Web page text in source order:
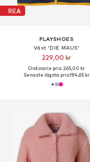
REA
PLAYSHOES
Väst 'DIE MAUS'
229,00 kr
Ordinarie pris: 265,00 kr
Senaste lägsta pris:194,65 kr